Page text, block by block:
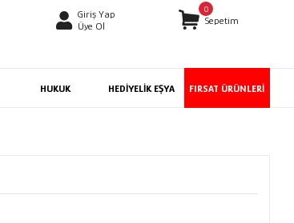
Giriş Yap
Üye Ol
0
Sepetim
HUKUK HEDİYELİK EŞYA FIRSAT ÜRÜNLERİ